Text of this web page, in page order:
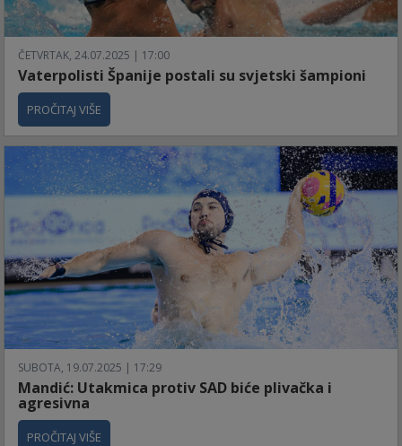
ČETVRTAK, 24.07.2025 | 17:00
Vaterpolisti Španije postali su svjetski šampioni
PROČITAJ VIŠE
SUBOTA, 19.07.2025 | 17:29
Mandić: Utakmica protiv SAD biće plivačka i
agresivna
PROČITAJ VIŠE